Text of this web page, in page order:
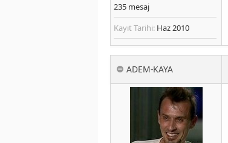
235 mesaj
Kayıt Tarihi: Haz 2010
ADEM-KAYA